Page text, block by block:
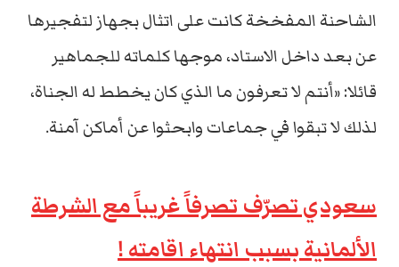
الشاحنة المفخخة كانت على اتثال بجهاز لتفجيرها
عن بعد داخل الاستاد، موجها كلماته للجماهير
قائلا: «أنتم لا تعرفون ما الذي كان يخطط له الجناة،
لذلك لا تبقوا في جماعات وابحثوا عن أماكن آمنة.
سعودي تصرّف تصرفاً غريباً مع الشرطة
الألمانية بسبب انتهاء اقامته !